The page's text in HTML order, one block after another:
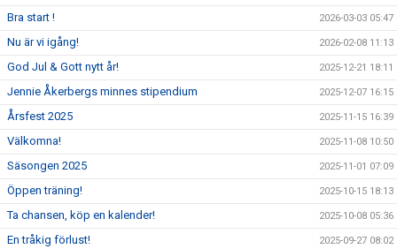
Bra start ! 2026-03-03 05:47
Nu är vi igång! 2026-02-08 11:13
God Jul & Gott nytt år! 2025-12-21 18:11
Jennie Åkerbergs minnes stipendium 2025-12-07 16:15
Årsfest 2025 2025-11-15 16:39
Välkomna! 2025-11-08 10:50
Säsongen 2025 2025-11-01 07:09
Öppen träning! 2025-10-15 18:13
Ta chansen, köp en kalender! 2025-10-08 05:36
En tråkig förlust! 2025-09-27 08:02